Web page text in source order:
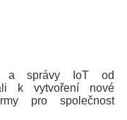
a správy IoT od
k vytvoření nové
pro společnost